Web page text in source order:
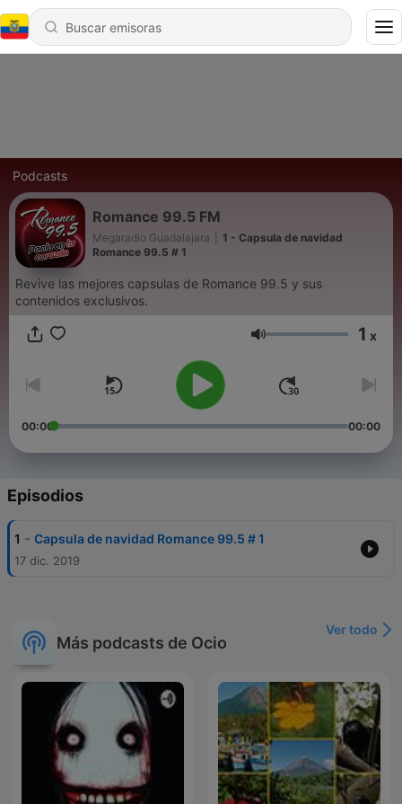
Podcasts
Romance 99.5 FM
Megaradio Guadalajara
1 - Capsula de navidad
Romance 99.5 # 1
Revive las mejores capsulas de Romance 99.5 y sus
contenidos exclusivos.
Volumen 1 x
00:00 00:00
Episodios
1 - Capsula de navidad Romance 99.5 # 1
17 dic. 2019
Más podcasts de Ocio
Ver todo